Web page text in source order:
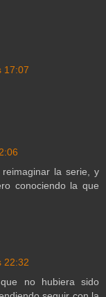
17:07
la serie, y
conociendo la que
22:32
no hubiera sido